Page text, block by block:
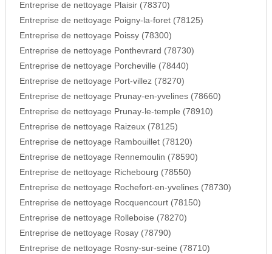
Entreprise de nettoyage Plaisir (78370)
Entreprise de nettoyage Poigny-la-foret (78125)
Entreprise de nettoyage Poissy (78300)
Entreprise de nettoyage Ponthevrard (78730)
Entreprise de nettoyage Porcheville (78440)
Entreprise de nettoyage Port-villez (78270)
Entreprise de nettoyage Prunay-en-yvelines (78660)
Entreprise de nettoyage Prunay-le-temple (78910)
Entreprise de nettoyage Raizeux (78125)
Entreprise de nettoyage Rambouillet (78120)
Entreprise de nettoyage Rennemoulin (78590)
Entreprise de nettoyage Richebourg (78550)
Entreprise de nettoyage Rochefort-en-yvelines (78730)
Entreprise de nettoyage Rocquencourt (78150)
Entreprise de nettoyage Rolleboise (78270)
Entreprise de nettoyage Rosay (78790)
Entreprise de nettoyage Rosny-sur-seine (78710)